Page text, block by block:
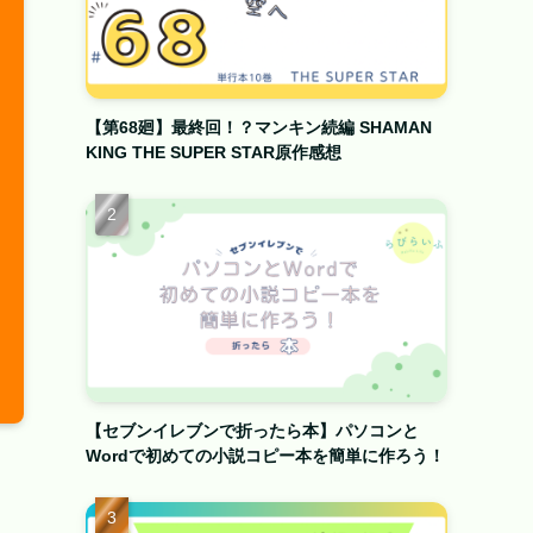
【第68廻】最終回！？マンキン続編 SHAMAN
KING THE SUPER STAR原作感想
【セブンイレブンで折ったら本】パソコンと
Wordで初めての小説コピー本を簡単に作ろう！